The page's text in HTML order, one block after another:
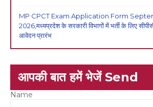
MP CPCT Exam Application Form
2026,मध्यप्रदेश के सरकारी विभागों में भर्ती के लिए
आवेदन प्रारंभ
आपकी बात हमें भेजें Send
Name